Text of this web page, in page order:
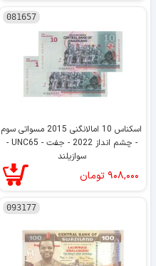
081657
اسکناس 10 امالانگنی 2015 مسواتی سوم
- چشم انداز 2022 - جفت - UNC65 -
سوازیلند
۹۰۸,۰۰۰ تومان
093177